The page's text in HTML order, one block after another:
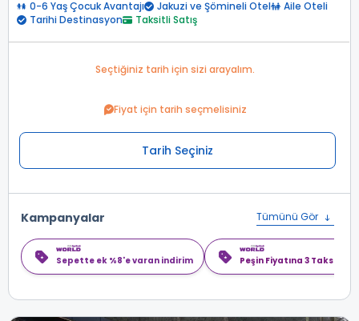
0-6 Yaş Çocuk Avantajı Jakuzi ve Şömineli Otel
Aile Oteli
Tarihi Destinasyon
Taksitli Satış
Seçtiğiniz tarih için sizi arayalım.
Fiyat için tarih seçmelisiniz
Tarih Seçiniz
Kampanyalar Tümünü Gör
Sepette ek %8'e varan indirim Peşin Fiyatına 3 Taksit